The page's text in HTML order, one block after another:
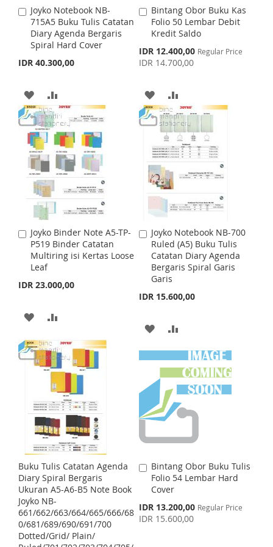
S
H
L
S
T
M
P
A
E
S
H
L
S
T
M
P
A
Joyko Notebook NB-
715A5 Buku Tulis Catatan
Diary Agenda Bergaris
Spiral Hard Cover
IDR 40.300,00
A
d
d
t
C
r
t
A
D
D
T
O
W
S
H
L
T
D
D
T
O
C
M
P
A
Bintang Obor Buku Kas
Folio 50 Lembar Debit
Kredit Saldo
S
p
e
l
P
r
IDR 12.400,00 Regular Price
IDR 14.700,00
A
d
d
o
C
r
t
A
D
D
T
O
W
S
H
L
S
T
D
D
T
O
M
P
Joyko Binder Note A5-TP-
P519 Binder Catatan
Multiring isi Kertas Loose
Leaf
IDR 23.000,00
A
d
d
t
C
r
t
A
D
D
O
W
I
S
H
L
I
D
O
C
O
M
P
A
R
Joyko Notebook NB-700
Ruled (A5) Buku Tulis
Catatan Diary Agenda
Bergaris Spiral Garis
Garis
IDR 15.600,00
A
d
d
t
o
a
tA
D
D
T
O
W
S
L
D
D
O
C
M
A
Buku Tulis Catatan Agenda
Diary Spiral Bergaris
Ukuran A5-A6-B5 Note Book
Joyko NB-
661/662/663/664/665/666/68
0/681/689/690/691/700
Dotted/Grid/ Plain/
Bintang Obor Buku Tulis
Folio 54 Lembar Hard
Cover
S
p
e
IDR 13.200,00 Regular Price
IDR 15.600,00
A
d
d
o
C